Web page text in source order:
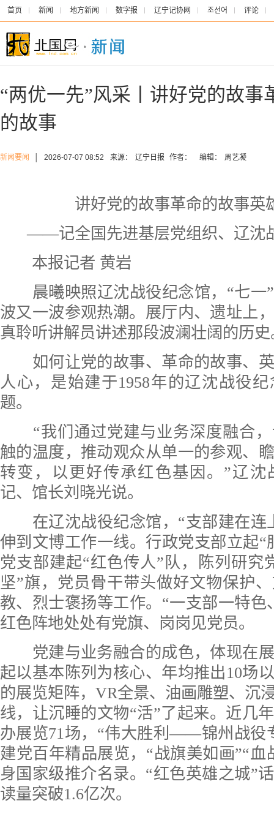
首页 新闻 地方新闻 数字报 辽宁记协网 조선어 评论
“两优一先”风采丨讲好党的故事
的故事
新闻要闻 2026-07-07 08:52 来源： 辽宁日报 作者： 编辑： 周艺凝
讲好党的故事革命的故事英
——记全国先进基层党组织、辽沈
本报记者 黄岩
晨曦映照辽沈战役纪念馆，“七一”
波又一波参观热潮。展厅内、遗址上
真聆听讲解员讲述那段波澜壮阔的历史
如何让党的故事、革命的故事、英
人心，是始建于1958年的辽沈战役
题。
“我们通过党建与业务深度融合，
触的温度，推动观众从单一的参观、
转变，以更好传承红色基因。”辽沈
记、馆长刘晓光说。
在辽沈战役纪念馆，“支部建在连
伸到文博工作一线。行政党支部立起“
党支部建起“红色传人”队，陈列研究
坚”旗，党员骨干带头做好文物保护
教、烈士褒扬等工作。“一支部一特色
红色阵地处处有党旗、岗岗见党员。
党建与业务融合的成色，体现在展
起以基本陈列为核心、年均推出10场
的展览矩阵，VR全景、油画雕塑、沉
线，让沉睡的文物“活”了起来。近几
办展览71场，“伟大胜利——锦州战役
建党百年精品展览，“战旗美如画”“血
身国家级推介名录。“红色英雄之城”
读量突破1.6亿次。